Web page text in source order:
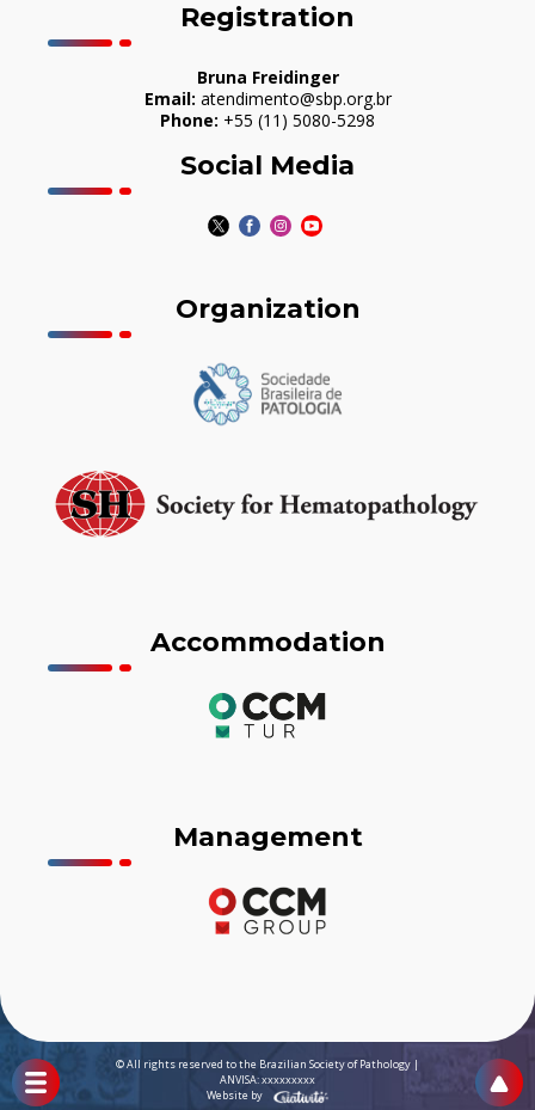
Registration
Bruna Freidinger
Email: atendimento@sbp.org.br
Phone: +55 (11) 5080-5298
Social Media
Organization
Accommodation
Management
© All rights reserved to the Brazilian Society of Pathology |
ANVISA: xxxxxxxxx
Website by